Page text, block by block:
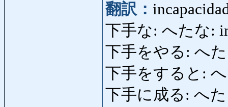
翻訳：
下手な: へたな:
下手をやる: へ
下手をすると: へ
下手に成る: へ